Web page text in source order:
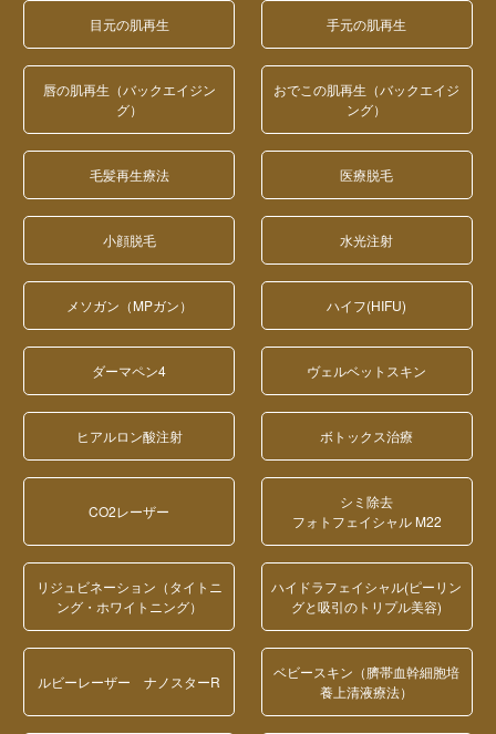
目元の肌再生 手元の肌再生
唇の肌再生（バックエイジン
グ）
おでこの肌再生（バックエイジ
ング）
毛髪再生療法 医療脱毛
小顔脱毛 水光注射
メソガン（MPガン） ハイフ(HIFU)
ダーマペン4 ヴェルベットスキン
ヒアルロン酸注射 ボトックス治療
CO2レーザー
シミ除去
フォトフェイシャル M22
リジュビネーション（タイトニ
ング・ホワイトニング）
ハイドラフェイシャル(ピーリン
グと吸引のトリプル美容)
ルビーレーザー ナノスターR
ベビースキン（臍帯血幹細胞培
養上清液療法）